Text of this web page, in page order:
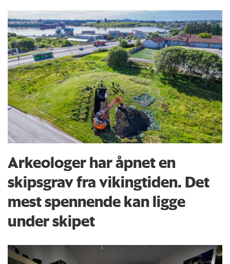
Arkeologer har åpnet en
skipsgrav fra vikingtiden. Det
mest spennende kan ligge
under skipet